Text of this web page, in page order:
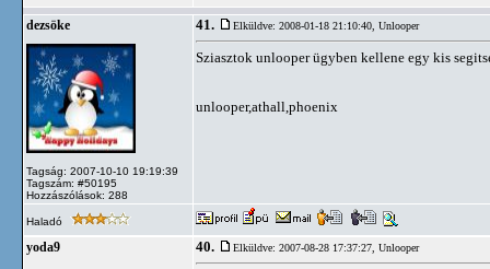
dezsöke
Tagság: 2007-10-10 19:19:39
Tagszám: #50195
Hozzászólások: 288
41. Elküldve: 2008-01-18 21:10:40, Unlooper
Sziasztok unlooper ügyben kellene egy kis
unlooper,athall,phoenix
Haladó
yoda9 40. Elküldve: 2007-08-28 17:37:27, Unlooper